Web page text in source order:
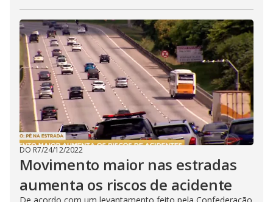
DO R7/24/12/2022
Movimento maior nas estradas
aumenta os riscos de acidente